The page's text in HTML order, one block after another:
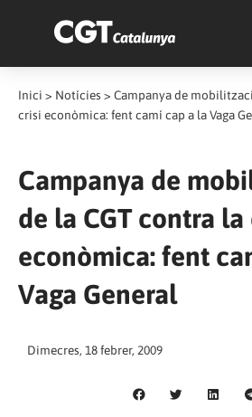
Inici > Notícies > Campanya de
crisi econòmica: fent camí cap a la Vaga
Campanya de
de la CGT contra la
econòmica: fent
Vaga General
Dimecres, 18 febrer, 2009